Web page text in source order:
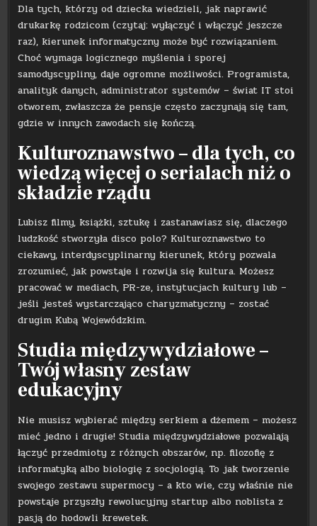
Dla tych, którzy od dziecka wiedzieli, jak naprawić
drukarkę rodzicom (czytaj: wyłączyć i włączyć jeszcze
raz), kierunek informatyczny może być rozwiązaniem.
Choć wymaga logicznego myślenia i sporej
samodyscypliny, daje ogromne możliwości. Programista,
analityk danych, administrator systemów – świat IT stoi
otworem, zwłaszcza że pensje często zaczynają się tam,
gdzie w innych zawodach się kończą.
Kulturoznawstwo – dla tych, co
wiedzą więcej o serialach niż o
składzie rządu
Lubisz filmy, książki, sztukę i zastanawiasz się, dlaczego
ludzkość stworzyła disco polo? Kulturoznawstwo to
ciekawy, interdyscyplinarny kierunek, który pozwala
zrozumieć, jak powstaje i rozwija się kultura. Możesz
pracować w mediach, PR-ze, instytucjach kultury lub –
jeśli jesteś wystarczająco charyzmatyczny – zostać
drugim Kubą Wojewódzkim.
Studia międzywydziałowe –
Twój własny zestaw
edukacyjny
Nie musisz wybierać między serkiem a dżemem – możesz
mieć jedno i drugie! Studia międzywydziałowe pozwalają
łączyć przedmioty z różnych obszarów, np. filozofię z
informatyką albo biologię z socjologią. To jak tworzenie
swojego zestawu supermocy – a kto wie, czy właśnie nie
powstaje przyszły rewolucyjny startup albo noblista z
pasją do hodowli krewetek.